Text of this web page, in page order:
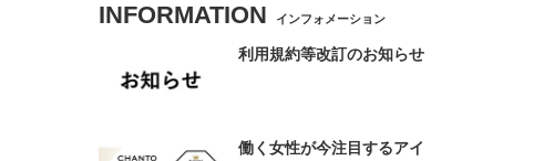
INFORMATION インフォメーション
利用規約等改訂のお知らせ
働く女性が今注目するアイ